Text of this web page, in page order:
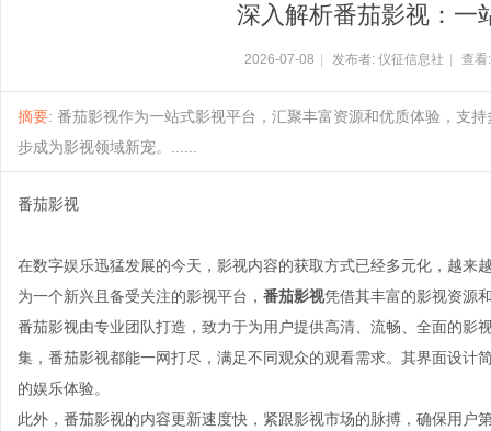
深入解析番茄影视：一
2026-07-08 发布者: 仪征信息社 查
摘要: 番茄影视作为一站式影视平台，汇聚丰富资源和优质体验，支
步成为影视领域新宠。......
番茄影视
在数字娱乐迅猛发展的今天，影视内容的获取方式已经多元化，越来
为一个新兴且备受关注的影视平台， 番茄影视凭借其丰富的影视资源
番茄影视由专业团队打造，致力于为用户提供高清、流畅、全面的影
集，番茄影视都能一网打尽，满足不同观众的观看需求。其界面设计
的娱乐体验。
此外，番茄影视的内容更新速度快，紧跟影视市场的脉搏，确保用